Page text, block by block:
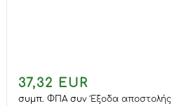
37,32 EUR
συμπ. ΦΠΑσυνΈξοδα αποστολής